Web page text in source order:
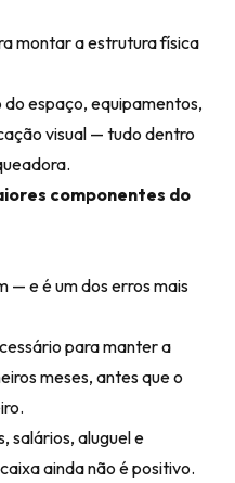
montar a estrutura física
espaço, equipamentos,
visual — tudo dentro
componentes do
— e é um dos erros mais
para manter a
meses, antes que o
salários, aluguel e
ainda não é positivo.